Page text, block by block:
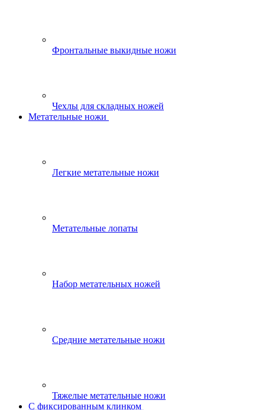
Фронтальные выкидные ножи
Чехлы для складных ножей
Метательные ножи
Легкие метательные ножи
Метательные лопаты
Набор метательных ножей
Средние метательные ножи
Тяжелые метательные ножи
С фиксированным клинком